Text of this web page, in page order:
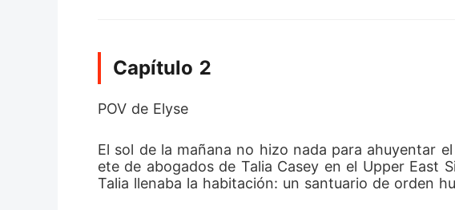
Capítulo 2
POV de Elyse
El sol de la mañana no hizo nada para ahuyentar
ete de abogados de Talia Casey en el Upper East
Talia llenaba la habitación: un santuario de orden